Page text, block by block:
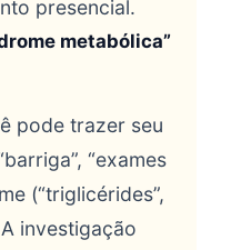
presencial.
metabólica”
pode trazer seu
“exames
(“triglicérides”,
A investigação